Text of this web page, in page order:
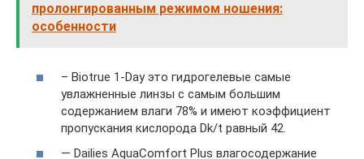
пролонгированным режимом ношения:
особенности
– Biotrue 1-Day это гидрогелевые самые
увлажненные линзы с самым большим
содержанием влаги 78% и имеют коэффициент
пропускания кислорода Dk/t равный 42.
— Dailies AquaComfort Plus влагосодержание